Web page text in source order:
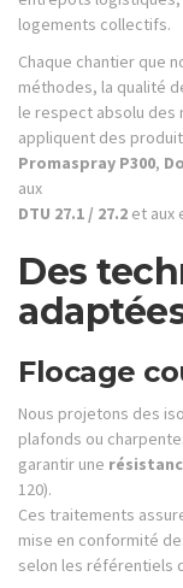
logements collectifs.
Chaque chantier que
méthodes, la qualité
le respect absolu des
appliquent des
Promaspray P300,
aux
DTU 27.1 / 27.2 et aux
Des
Flocage
Nous projetons des
plafonds ou
garantir une
120).
Ces traitements
mise en conformité
selon les référentiels